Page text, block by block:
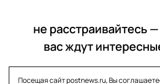
не расстраивайтесь —
вас ждут
Посещая сайт postnews.ru, Вы